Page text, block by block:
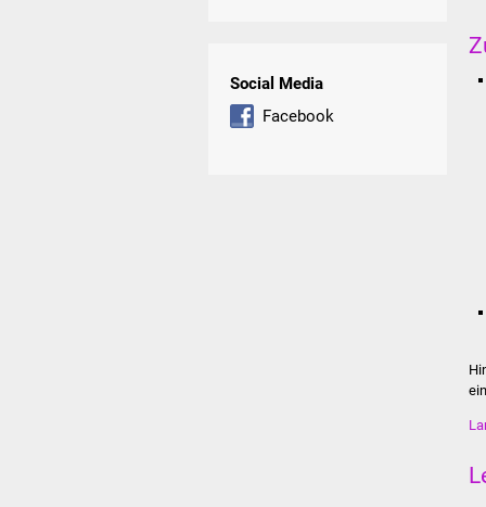
Social Media
Facebook